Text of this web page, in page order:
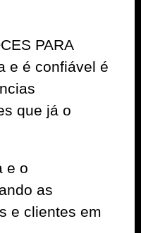
PARA
e é confiável é
que já o
e o
as
e clientes em